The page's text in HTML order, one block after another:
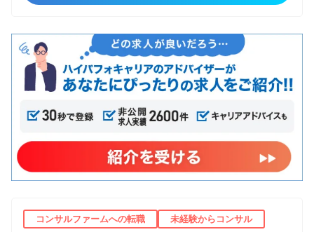
物流会社（運輸・物流業、荷主企業）、ホスピタリテ
ィー会社（観光、レジャー）にサービスを提供しま
す。 ・人々の暮らしに関連する社会課題から着目し、
ションの手法も活用し、クライアントの経営課題を解
ネスチャンスと捉える総合商社、投資ファンド、スタ
ートアップ企業等の関連企業に対して、これまでのノ
画や事業戦略等の戦略立案支援、M&Aを活用した事業
コンサルファームへの転職 未経験からコンサル
コンサルティング
その他
検索条件をクリア